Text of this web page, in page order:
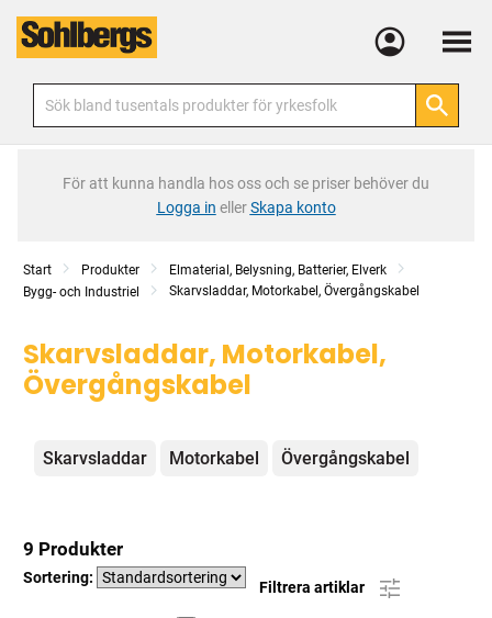
Meny
För att kunna handla hos oss och se priser behöver du
Logga in ellerSkapa konto
Start Produkter
Elmaterial, Belysning, Batterier, Elverk
Bygg- och Industriel
Skarvsladdar, Motorkabel, Övergångskabel
Skarvsladdar, Motorkabel,
Övergångskabel
Kategorier
Skarvsladdar Motorkabel Övergångskabel
9 Produkter
Sortering:
Filtrera artiklar